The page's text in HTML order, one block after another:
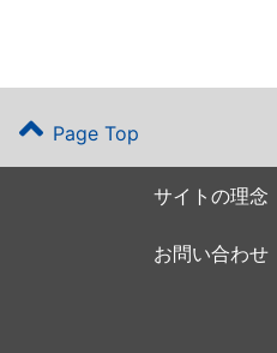
Page Top
サイトの理念
お問い合わせ